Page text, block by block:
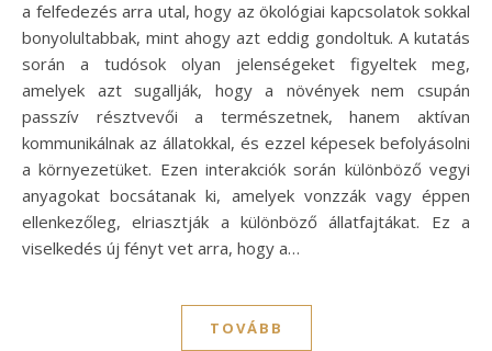
a felfedezés arra utal, hogy az ökológiai kapcsolatok sokkal
bonyolultabbak, mint ahogy azt eddig gondoltuk. A kutatás
során a tudósok olyan jelenségeket figyeltek meg,
amelyek azt sugallják, hogy a növények nem csupán
passzív résztvevői a természetnek, hanem aktívan
kommunikálnak az állatokkal, és ezzel képesek befolyásolni
a környezetüket. Ezen interakciók során különböző vegyi
anyagokat bocsátanak ki, amelyek vonzzák vagy éppen
ellenkezőleg, elriasztják a különböző állatfajtákat. Ez a
viselkedés új fényt vet arra, hogy a…
TOVÁBB